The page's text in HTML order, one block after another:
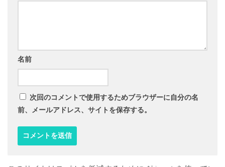
名前
次回のコメントで使用するためブラウザーに自分の名
前、メールアドレス、サイトを保存する。